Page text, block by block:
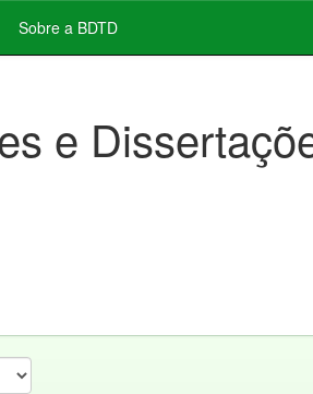
Sobre a BDTD
e